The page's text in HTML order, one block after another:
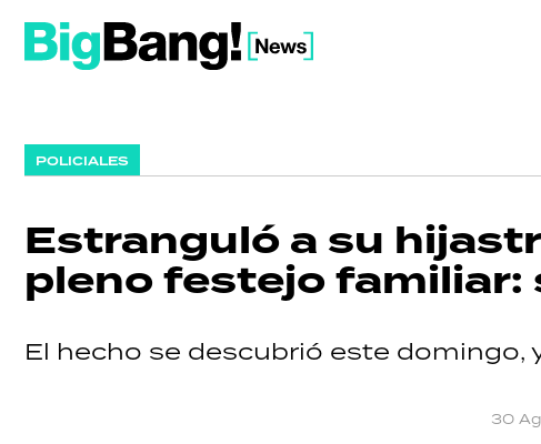
POLICIALES
Estranguló a su
pleno festejo
El hecho se descubrió este domingo,
30